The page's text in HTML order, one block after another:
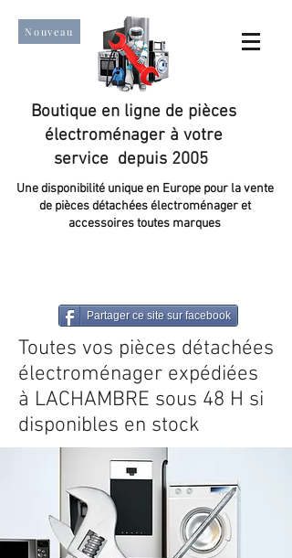
Nouveau
Boutique en ligne de pièces
électroménager à votre
service depuis 2005
Une disponibilité unique en Europe pour la vente
de pièces détachées électroménager et
accessoires toutes marques
Partager ce site sur facebook
Toutes vos pièces détachées
électroménager expédiées
à LACHAMBRE sous 48 H si
disponibles en stock